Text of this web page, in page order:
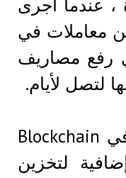
، عندما أجرى
معاملات في
رفع مصاريف
لتصل لأيام.
تتزايد كمية المعلومات في Blockchain
لتخزين